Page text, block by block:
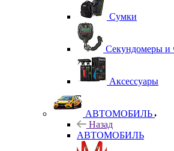
Сумки
Секундомеры и
Аксессуары
АВТОМОБИЛЬ
Назад
АВТОМОБИЛЬ